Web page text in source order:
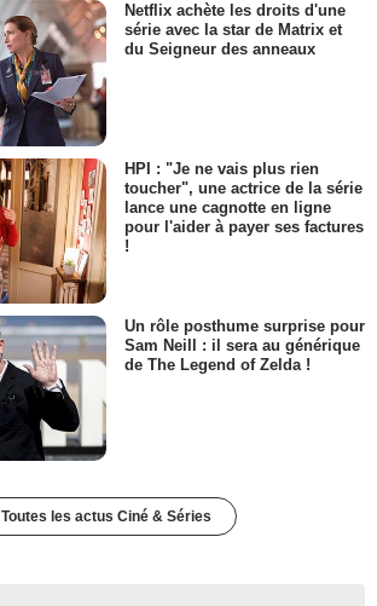
Netflix achète les droits d'une
série avec la star de Matrix et
du Seigneur des anneaux
HPI : "Je ne vais plus rien
toucher", une actrice de la série
lance une cagnotte en ligne
pour l'aider à payer ses factures
!
Un rôle posthume surprise pour
Sam Neill : il sera au générique
de The Legend of Zelda !
Toutes les actus Ciné & Séries